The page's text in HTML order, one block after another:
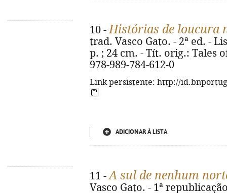
10 -Histórias de loucura
trad. Vasco Gato. - 2ª ed. -
p. ; 24 cm. - Tít. orig.: Tales
978-989-784-612-0
Link persistente: http://
ADICIONAR À LISTA
11 -A sul de nenhum
Vasco Gato. - 1ª